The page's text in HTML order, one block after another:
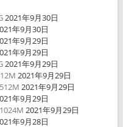
2021年9月30日
年9月30日
年9月29日
年9月29日
2021年9月29日
2021年9月29日
2021年9月29日
年9月29日
2021年9月29日
年9月28日